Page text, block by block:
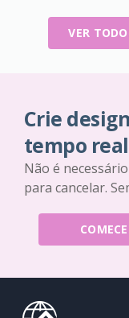
VER
Crie
tempo real
Não é
para cancelar.